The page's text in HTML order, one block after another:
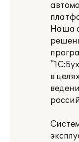
Наша
в